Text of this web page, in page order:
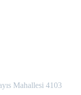
Mahallesi 4103